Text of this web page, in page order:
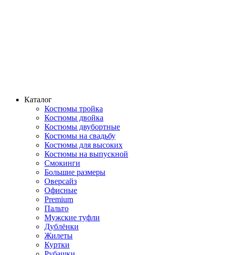
Каталог
Костюмы тройка
Костюмы двойка
Костюмы двубортные
Костюмы на свадьбу
Костюмы для высоких
Костюмы на выпускной
Смокинги
Большие размеры
Оверсайз
Офисные
Premium
Пальто
Мужские туфли
Дублёнки
Жилеты
Куртки